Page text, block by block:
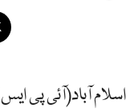
اسلام آباد(آئی پی